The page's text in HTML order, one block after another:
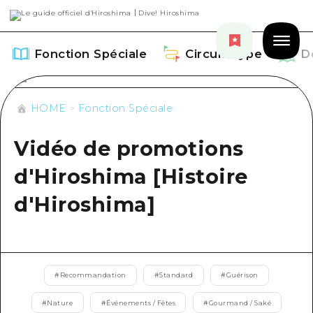
Fonction Spéciale Circuit Type
Fonction Spéciale
Aperçu
Art
Événements/ Fêtes
Gourmand / Saké
Circuit Type
Guide official de Dive! Hiroshima
Hiroshima Moshimo Travel
Aperçu
Autour de la ville d'Hiroshima
Événement
HOME Fonction Spéciale
Vidéo de promotions
d'Hiroshima [Histoire
d'Hiroshima]
# Recommandation #Standard #Guérison
#Nature #Événements / Fêtes #Gourmand / Saké